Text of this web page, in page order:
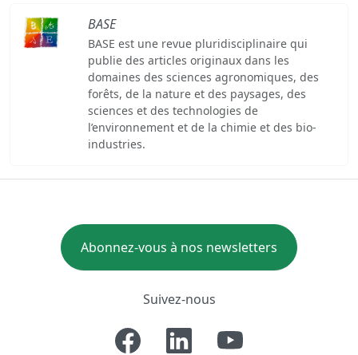
BASE
BASE est une revue pluridisciplinaire qui
publie des articles originaux dans les
domaines des sciences agronomiques, des
forêts, de la nature et des paysages, des
sciences et des technologies de
l’environnement et de la chimie et des bio-
industries.
Abonnez-vous à nos newsletters
Suivez-nous